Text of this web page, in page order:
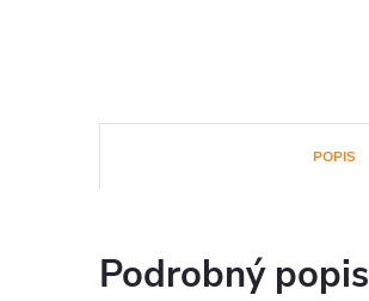
POPIS
Podrobný popis